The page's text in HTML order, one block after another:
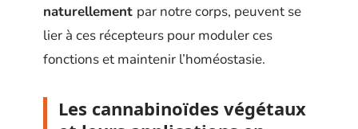
naturellement par notre corps, peuvent se
lier à ces récepteurs pour moduler ces
fonctions et maintenir l’homéostasie.
Les cannabinoïdes végétaux